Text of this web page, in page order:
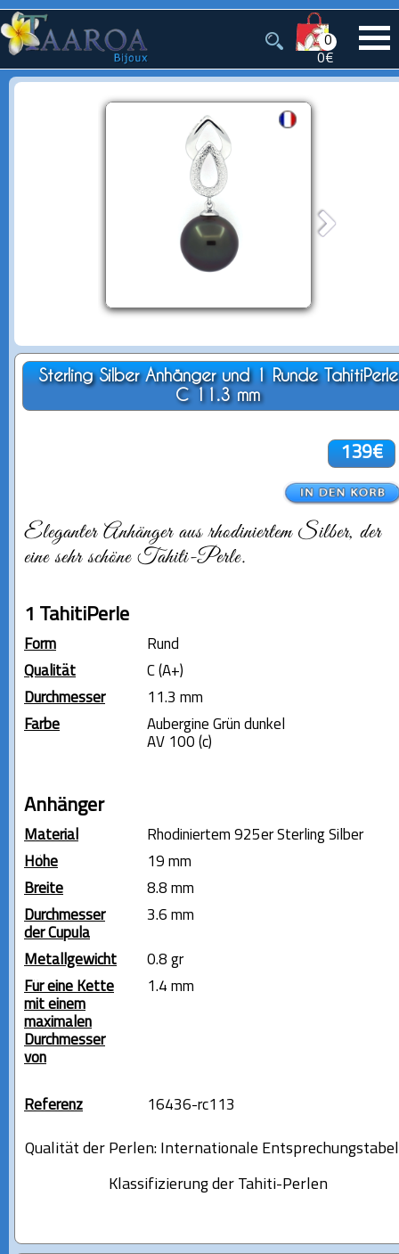
0
0€
Sterling Silber Anhänger und 1 Runde TahitiPerle
C 11.3 mm
139€
Eleganter Anhänger aus rhodiniertem Silber, der
eine sehr schöne Tahiti-Perle.
1 TahitiPerle
Form
Rund
Qualität
C (A+)
Durchmesser
11.3 mm
Farbe
Aubergine Grün dunkel
AV 100 (c)
Anhänger
Material
Rhodiniertem 925er Sterling Silber
Höhe
19 mm
Breite
8.8 mm
Durchmesser
der Cupula
3.6 mm
Metallgewicht
0.8 gr
Für eine Kette
mit einem
maximalen
Durchmesser
von
1.4 mm
Referenz 16436-rc113
Qualität der Perlen: Internationale
Klassifizierung der Tahiti-Perlen